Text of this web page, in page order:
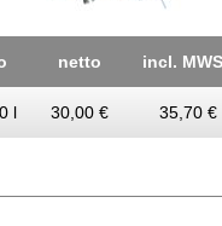
netto incl.
l 30,00 € 35,70 €